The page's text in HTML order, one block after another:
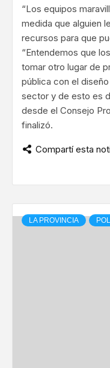
“Los equipos
medida que alguien
recursos para que
“Entendemos que
tomar otro lugar de
pública con el
sector y de esto es
desde el Consejo
finalizó.
Compartí esta
LA PROVINCIA